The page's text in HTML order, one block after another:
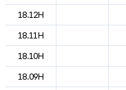
18.12H
18.11H
18.10H
18.09H